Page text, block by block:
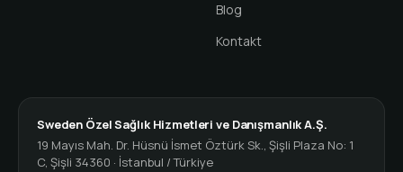
Blog
Kontakt
Sweden Özel Sağlık Hizmetleri ve Danışmanlık A.Ş.
19 Mayıs Mah. Dr. Hüsnü İsmet Öztürk Sk., Şişli Plaza No: 1
C, Şişli 34360 · İstanbul / Türkiye